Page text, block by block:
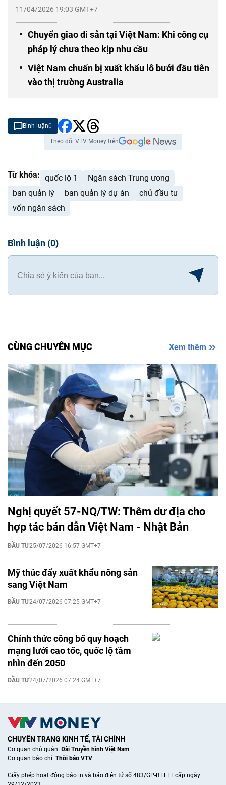
11/04/2026 19:03 GMT+7
Chuyển giao di sản tại Việt Nam: Khi công cụ
pháp lý chưa theo kịp nhu cầu
Việt Nam chuẩn bị xuất khẩu lô bưởi đầu tiên
vào thị trường Australia
Bình luận0
Theo dõi VTV Money trên
Từ khóa: quốc lộ 1
Ngân sách Trung ương
ban quản lý
ban quản lý dự án
chủ đầu tư
vốn ngân sách
Bình luận (0)
CÙNG CHUYÊN MỤC Xem thêm
Nghị quyết 57-NQ/TW: Thêm dư địa cho
hợp tác bán dẫn Việt Nam - Nhật Bản
ĐẦU TƯ25/07/2026 16:57 GMT+7
Mỹ thúc đẩy xuất khẩu nông sản
sang Việt Nam
ĐẦU TƯ24/07/2026 07:25 GMT+7
Chính thức công bố quy hoạch
mạng lưới cao tốc, quốc lộ tầm
nhìn đến 2050
ĐẦU TƯ24/07/2026 07:24 GMT+7
CHUYÊN TRANG KINH TẾ, TÀI CHÍNH
Cơ quan chủ quản:Đài Truyền hình Việt Nam
Cơ quan báo chí: Thời báo VTV
Giấy phép hoạt động báo in và báo điện tử số 483/GP-BTTTT cấp ngày